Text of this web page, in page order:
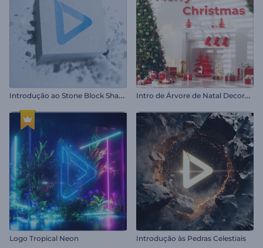
I
ntrodução ao Stone Block Shatter I
ntro de Árvore de Natal Decorada
Logo Tropical Neon Introdução às Pedras Celestiais